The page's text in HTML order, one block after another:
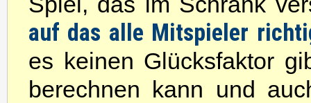
auf das alle Mitspieler
es keinen Glücksfaktor
berechnen kann und